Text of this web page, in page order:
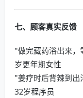
七、顾客真实反馈
"做完藏药浴出来
岁更年期女性
"姜疗时后背辣到
32岁程序员